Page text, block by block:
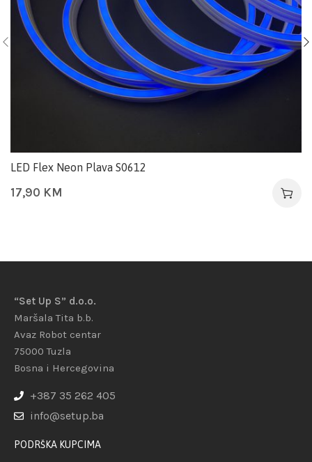
LED Flex Neon Plava S0612
17,90 KM
“Set Up S” d.o.o.
Maršala Tita b.b.
Avaz Robot centar
75000 Tuzla
Bosna i Hercegovina
+387 35 262 405
info@setup.ba
PODRŠKA KUPCIMA